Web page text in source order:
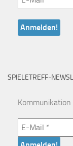
SPIELETREFF-